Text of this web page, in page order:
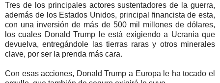
Tres de los principales actores sustentadores de la guerra,
además de los Estados Unidos, principal financista de esta,
con una inversión de más de 500 mil millones de dólares,
los cuales Donald Trump le está exigiendo a Ucrania que
devuelva, entregándole las tierras raras y otros minerales
clave, por ser la prenda más cara.
Con esas acciones, Donald Trump a Europa le ha tocado el